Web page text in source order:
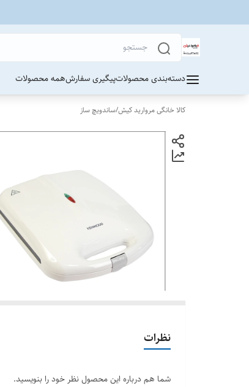
دسته‌بندی محصولاتپیگیری سفارشهمه محصولات
کالا خانگی مروارید کیش/ساندویچ ساز
نظرات
شما هم درباره این محصول نظر خود را بنویسید.